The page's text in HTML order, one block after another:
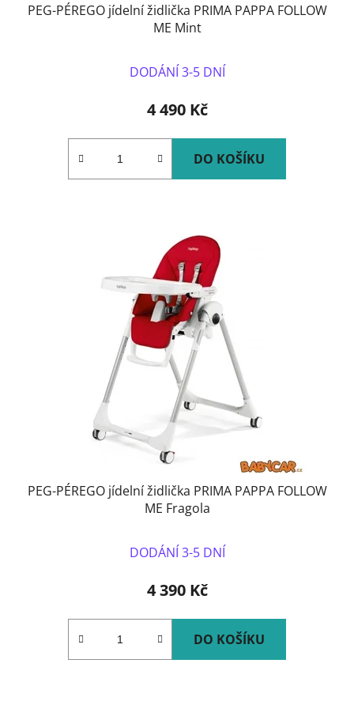
PEG-PÉREGO jídelní židlička PRIMA PAPPA FOLLOW
ME Mint
DODÁNÍ 3-5 DNÍ
4 490 Kč
DO KOŠÍKU
PEG-PÉREGO jídelní židlička PRIMA PAPPA FOLLOW
ME Fragola
DODÁNÍ 3-5 DNÍ
4 390 Kč
DO KOŠÍKU